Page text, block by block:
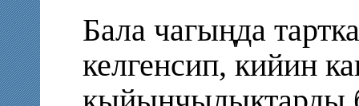
Бала чагыңда
келгенсип, кийин